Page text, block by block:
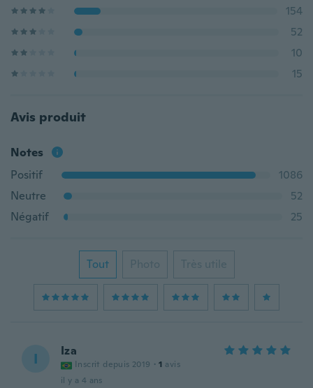
154
52
10
15
Avis produit
Notes
Positif
1086
Neutre
52
Négatif
25
Tout Photo Très utile
I Iza
Inscrit depuis 2019 · 1 avis
il y a 4 ans